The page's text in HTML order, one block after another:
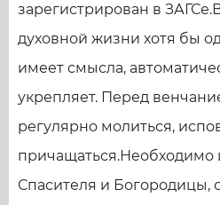
зарегистрирован в
духовной жизни хотя бы
имеет смысла,
укрепляет. Перед
регулярно молиться,
причащаться.Необходимо
Спасителя и Богородицы,